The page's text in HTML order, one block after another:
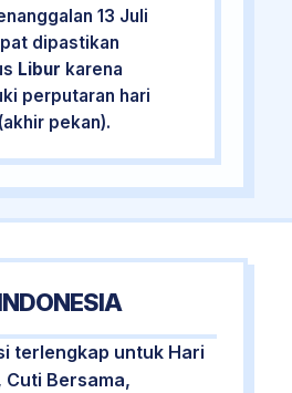
13 Juli
dipastikan
Libur karena
perputaran hari
pekan).
terlengkap untuk Hari
Cuti Bersama,